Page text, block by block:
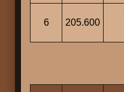
6 205.600